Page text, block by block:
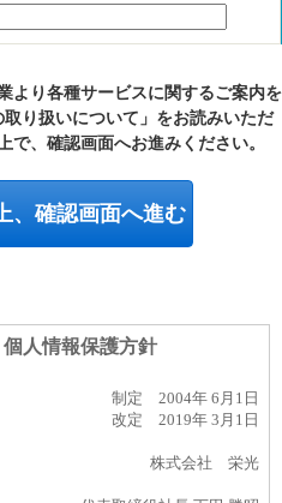
より各種サービスに関するご案内を
り扱いについて」をお読みいただ
で、確認画面へお進みください。